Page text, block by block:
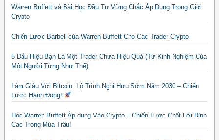
Warren Buffett và Bài Học Đầu Tư Vững Chắc Áp Dụng Trong Giới
Crypto
Chiến Lược Barbell của Warren Buffett Cho Các Trader Crypto
5 Dấu Hiệu Bạn Là Một Trader Chưa Hiệu Quả (Từ Kinh Nghiệm Của
Một Người Từng Như Thế)
Làm Giàu Với Bitcoin: Lộ Trình Nghỉ Hưu Sớm Năm 2030 – Chiến
Lược Hành Động!
Học Warren Buffett Áp dụng Vào Crypto – Chiến Lược Chốt Lời Đỉnh
Cao Trong Mùa Trâu!